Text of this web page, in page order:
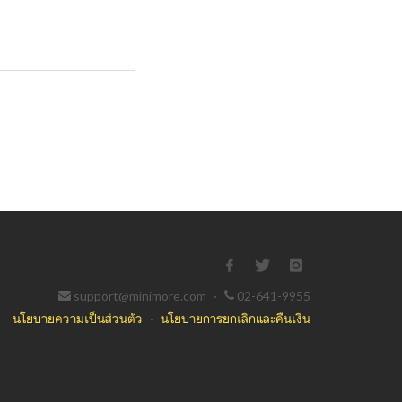
support@minimore.com ·
02-641-9955
นโยบายความเป็นส่วนตัว · นโยบายการยกเลิกและคืนเงิน